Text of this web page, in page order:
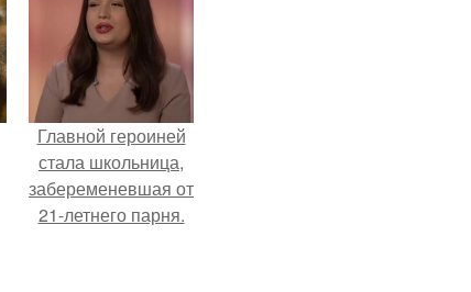
Главной героиней
стала школьница,
забеременевшая от
21-летнего парня.